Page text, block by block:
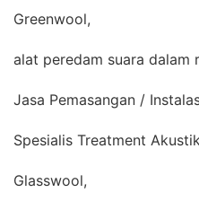
Greenwool,
alat peredam suara dalam
Jasa Pemasangan /
Spesialis Treatment
Glasswool,